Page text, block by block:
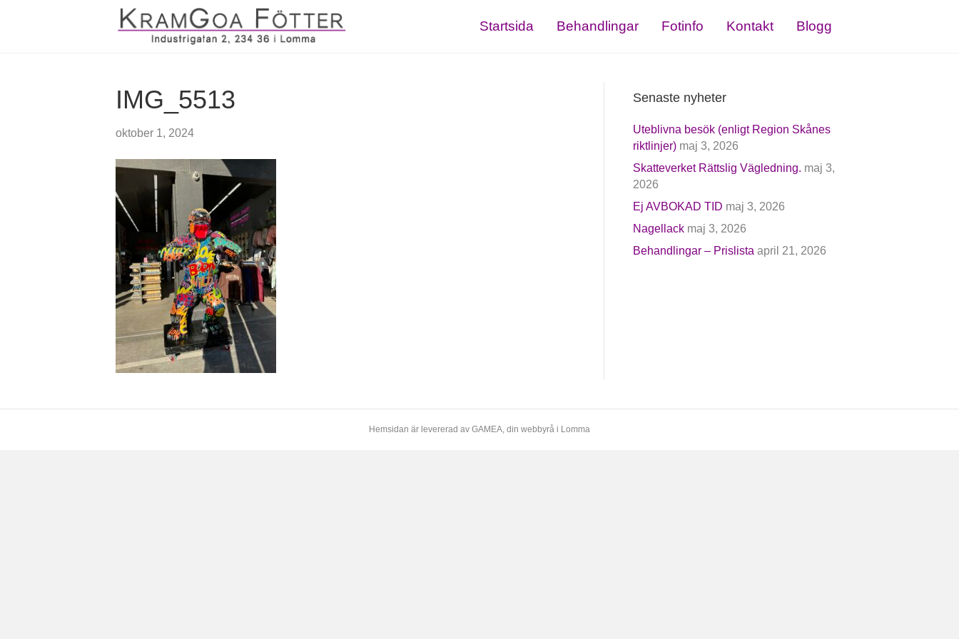
Startsida Behandlingar Fotinfo Kontakt Blogg
IMG_5513
oktober 1, 2024
Senaste nyheter
Uteblivna besök (enligt Region Skånes
riktlinjer) maj 3, 2026
Skatteverket Rättslig Vägledning. maj 3,
2026
Ej AVBOKAD TID maj 3, 2026
Nagellack maj 3, 2026
Behandlingar – Prislista april 21, 2026
Hemsidan är levererad av GAMEA, din webbyrå i Lomma